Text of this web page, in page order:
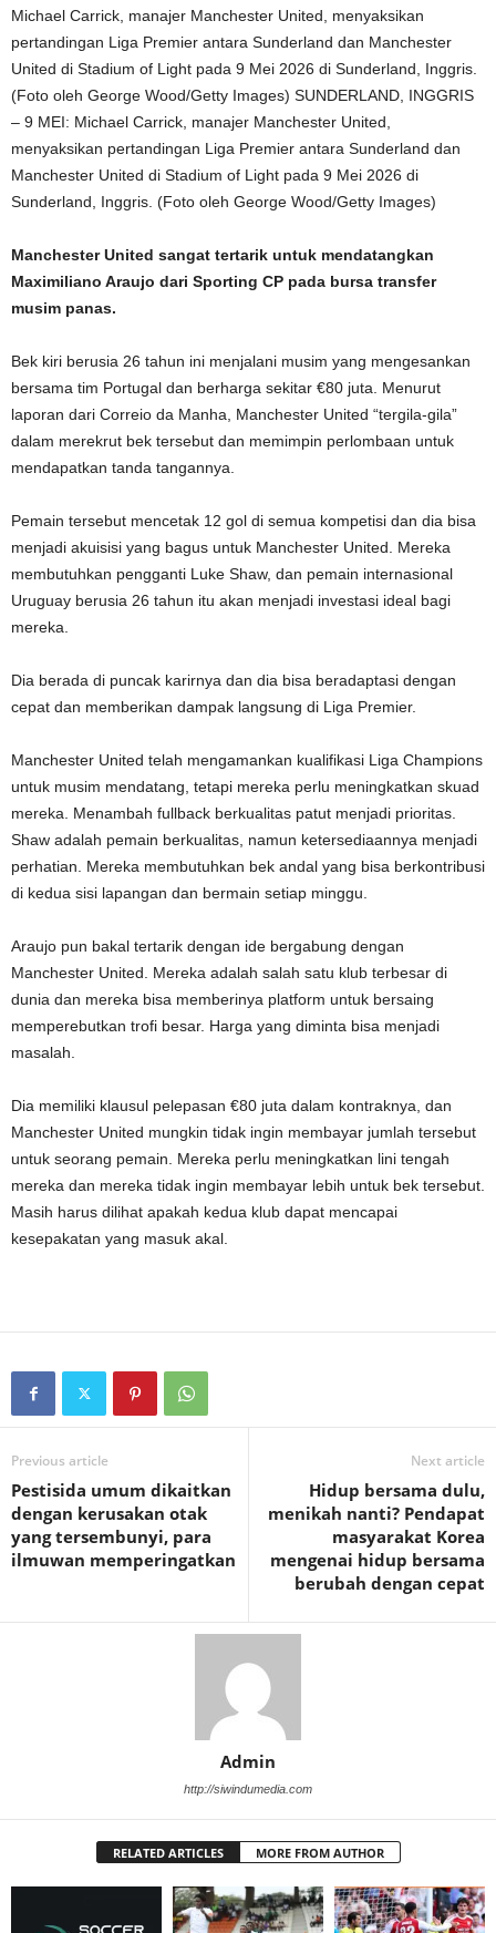
Michael Carrick, manajer Manchester United, menyaksikan
pertandingan Liga Premier antara Sunderland dan Manchester
United di Stadium of Light pada 9 Mei 2026 di Sunderland, Inggris.
(Foto oleh George Wood/Getty Images) SUNDERLAND, INGGRIS
– 9 MEI: Michael Carrick, manajer Manchester United,
menyaksikan pertandingan Liga Premier antara Sunderland dan
Manchester United di Stadium of Light pada 9 Mei 2026 di
Sunderland, Inggris. (Foto oleh George Wood/Getty Images)
Manchester United sangat tertarik untuk mendatangkan
Maximiliano Araujo dari Sporting CP pada bursa transfer
musim panas.
Bek kiri berusia 26 tahun ini menjalani musim yang mengesankan
bersama tim Portugal dan berharga sekitar €80 juta. Menurut
laporan dari Correio da Manha, Manchester United “tergila-gila”
dalam merekrut bek tersebut dan memimpin perlombaan untuk
mendapatkan tanda tangannya.
Pemain tersebut mencetak 12 gol di semua kompetisi dan dia bisa
menjadi akuisisi yang bagus untuk Manchester United. Mereka
membutuhkan pengganti Luke Shaw, dan pemain internasional
Uruguay berusia 26 tahun itu akan menjadi investasi ideal bagi
mereka.
Dia berada di puncak karirnya dan dia bisa beradaptasi dengan
cepat dan memberikan dampak langsung di Liga Premier.
Manchester United telah mengamankan kualifikasi Liga Champions
untuk musim mendatang, tetapi mereka perlu meningkatkan skuad
mereka. Menambah fullback berkualitas patut menjadi prioritas.
Shaw adalah pemain berkualitas, namun ketersediaannya menjadi
perhatian. Mereka membutuhkan bek andal yang bisa berkontribusi
di kedua sisi lapangan dan bermain setiap minggu.
Araujo pun bakal tertarik dengan ide bergabung dengan
Manchester United. Mereka adalah salah satu klub terbesar di
dunia dan mereka bisa memberinya platform untuk bersaing
memperebutkan trofi besar. Harga yang diminta bisa menjadi
masalah.
Dia memiliki klausul pelepasan €80 juta dalam kontraknya, dan
Manchester United mungkin tidak ingin membayar jumlah tersebut
untuk seorang pemain. Mereka perlu meningkatkan lini tengah
mereka dan mereka tidak ingin membayar lebih untuk bek tersebut.
Masih harus dilihat apakah kedua klub dapat mencapai
kesepakatan yang masuk akal.
Previous article
Pestisida umum dikaitkan
dengan kerusakan otak
yang tersembunyi, para
ilmuwan memperingatkan
Next article
Hidup bersama dulu,
menikah nanti? Pendapat
masyarakat Korea
mengenai hidup bersama
berubah dengan cepat
Admin
http://siwindumedia.com
RELATED ARTICLES MORE FROM AUTHOR